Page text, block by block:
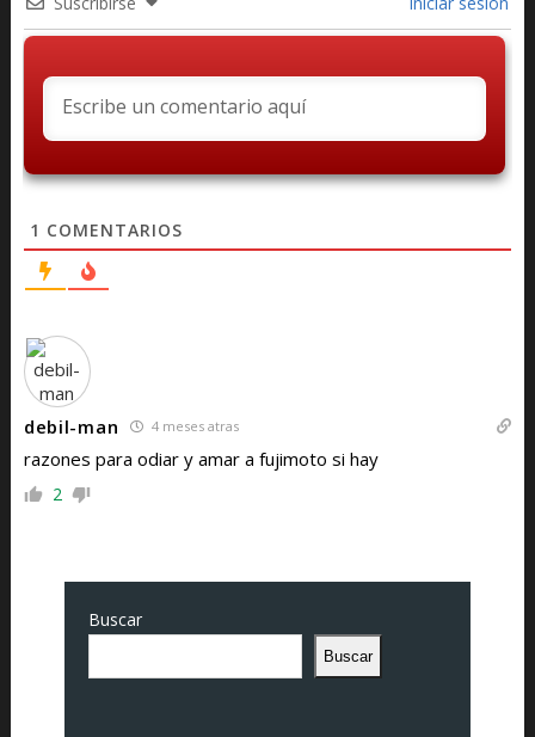
1 COMENTARIOS
debil-man 4 meses atras
razones para odiar y amar a fujimoto si hay
2
Buscar
Buscar